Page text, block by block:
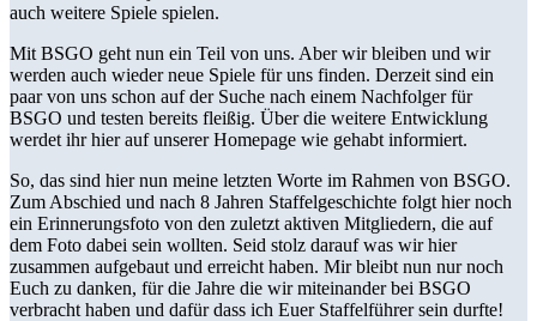
auch weitere Spiele spielen.
Mit BSGO geht nun ein Teil von uns. Aber wir bleiben und wir
werden auch wieder neue Spiele für uns finden. Derzeit sind ein
paar von uns schon auf der Suche nach einem Nachfolger für
BSGO und testen bereits fleißig. Über die weitere Entwicklung
werdet ihr hier auf unserer Homepage wie gehabt informiert.
So, das sind hier nun meine letzten Worte im Rahmen von BSGO.
Zum Abschied und nach 8 Jahren Staffelgeschichte folgt hier noch
ein Erinnerungsfoto von den zuletzt aktiven Mitgliedern, die auf
dem Foto dabei sein wollten. Seid stolz darauf was wir hier
zusammen aufgebaut und erreicht haben. Mir bleibt nun nur noch
Euch zu danken, für die Jahre die wir miteinander bei BSGO
verbracht haben und dafür dass ich Euer Staffelführer sein durfte!